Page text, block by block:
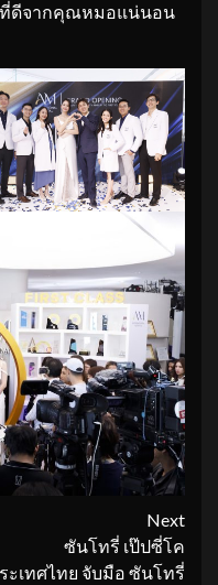
ที่ดีจากคุณหมอแน่นอน
Next
ซันโทรี่ เป๊ปซี่โค
ะเทศไทย จับมือ ซันโทรี่